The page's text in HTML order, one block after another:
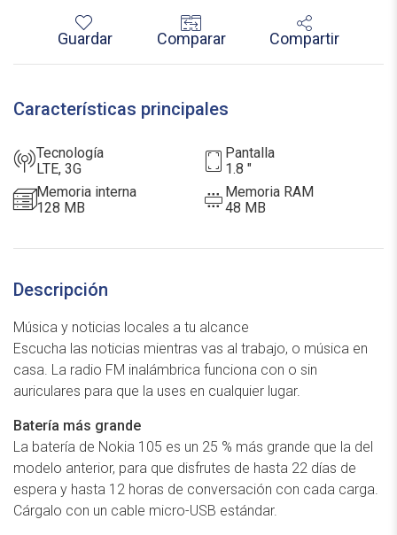
Guardar Comparar Compartir
Características principales
Tecnología
LTE, 3G
pantalla
1.8 "
memoria interna
128 MB
memoria RAM
48 MB
Descripción
Música y noticias locales a tu alcance
Escucha las noticias mientras vas al trabajo, o música en
casa. La radio FM inalámbrica funciona con o sin
auriculares para que la uses en cualquier lugar.
Batería más grande
La batería de Nokia 105 es un 25 % más grande que la del
modelo anterior, para que disfrutes de hasta 22 días de
espera y hasta 12 horas de conversación con cada carga.
Cárgalo con un cable micro-USB estándar.